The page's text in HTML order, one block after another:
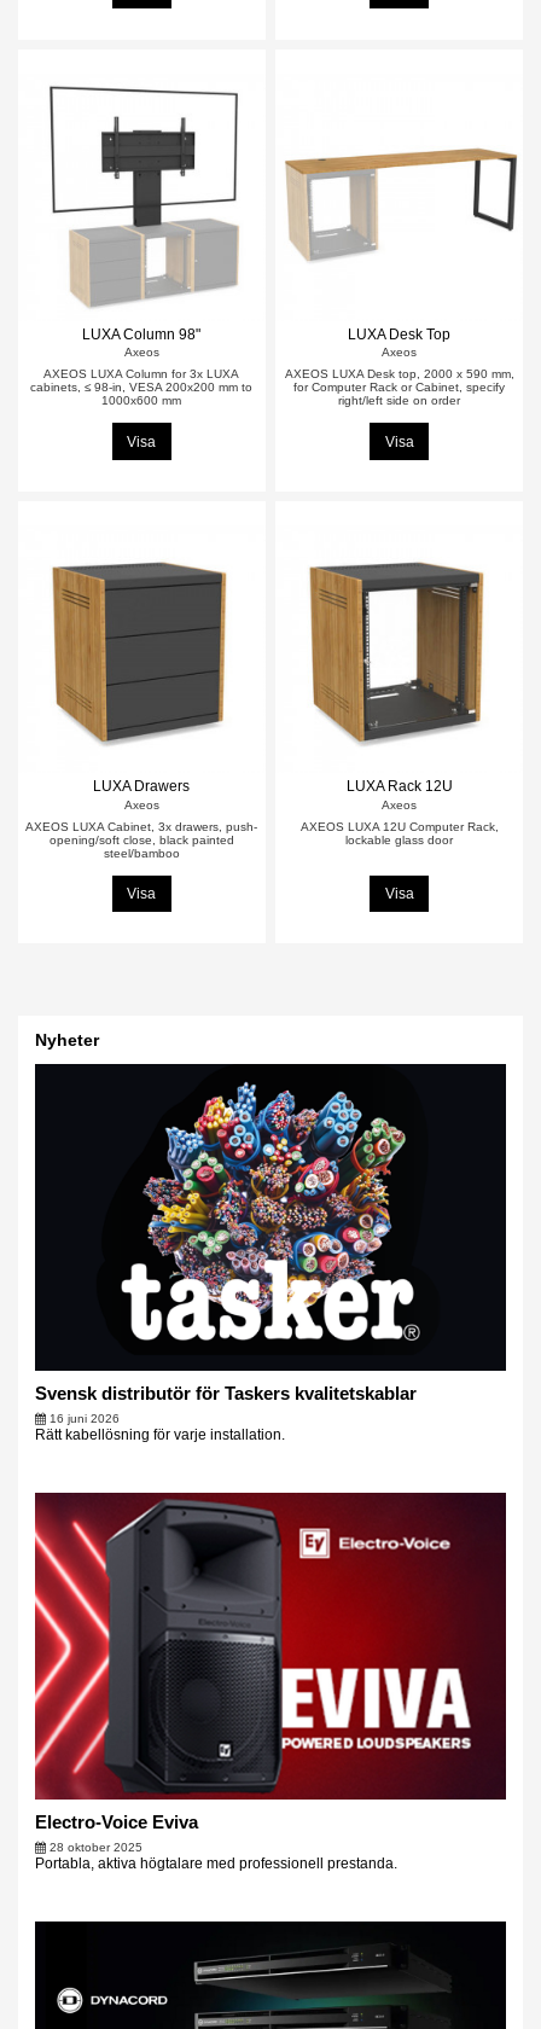
LUXA Column 98"
Axeos
AXEOS LUXA Column for 3x LUXA
cabinets, ≤ 98-in, VESA 200x200 mm to
1000x600 mm
Visa
LUXA Desk Top
Axeos
AXEOS LUXA Desk top, 2000 x 590 mm,
for Computer Rack or Cabinet, specify
right/left side on order
Visa
LUXA Drawers
Axeos
AXEOS LUXA Cabinet, 3x drawers, push-
opening/soft close, black painted
steel/bamboo
Visa
LUXA Rack 12U
Axeos
AXEOS LUXA 12U Computer Rack,
lockable glass door
Visa
Nyheter
Svensk distributör för Taskers kvalitetskablar
16 juni 2026
Rätt kabellösning för varje installation.
Electro-Voice Eviva
28 oktober 2025
Portabla, aktiva högtalare med professionell prestanda.